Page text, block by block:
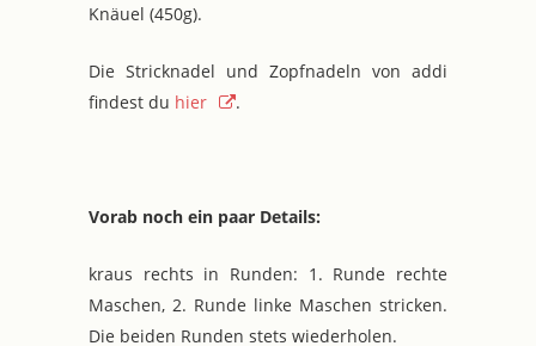
Knäuel (450g).
Die Stricknadel und Zopfnadeln von addi
findest du hier .
Vorab noch ein paar Details:
kraus rechts in Runden: 1. Runde rechte
Maschen, 2. Runde linke Maschen stricken.
Die beiden Runden stets wiederholen.